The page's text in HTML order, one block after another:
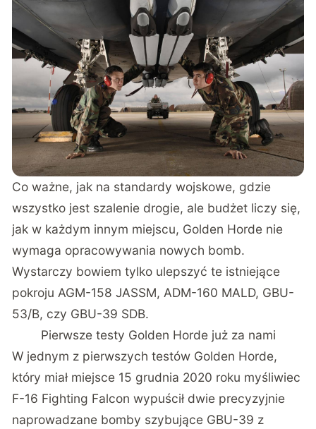
Co ważne, jak na standardy wojskowe, gdzie
wszystko jest szalenie drogie, ale budżet liczy się,
jak w każdym innym miejscu, Golden Horde nie
wymaga opracowywania nowych bomb.
Wystarczy bowiem tylko ulepszyć te istniejące
pokroju AGM-158 JASSM, ADM-160 MALD, GBU-
53/B, czy GBU-39 SDB.
Pierwsze testy Golden Horde już za nami
W jednym z pierwszych testów Golden Horde,
który miał miejsce 15 grudnia 2020 roku myśliwiec
F-16 Fighting Falcon wypuścił dwie precyzyjnie
naprowadzane bomby szybujące GBU-39 z